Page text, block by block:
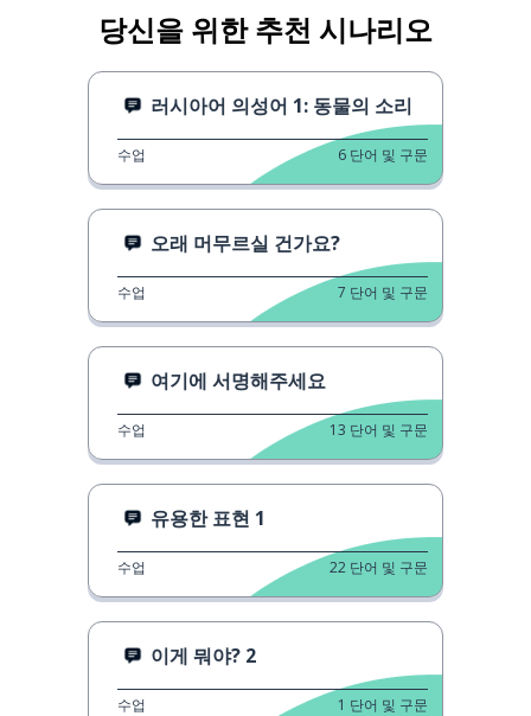
당신을 위한 추천 시나리오
러시아어 의성어 1: 동물의 소리
수업 6 단어 및 구문
오래 머무르실 건가요?
수업 7 단어 및 구문
여기에 서명해주세요
수업 13 단어 및 구문
유용한 표현 1
수업 22 단어 및 구문
이게 뭐야? 2
수업 1 단어 및 구문